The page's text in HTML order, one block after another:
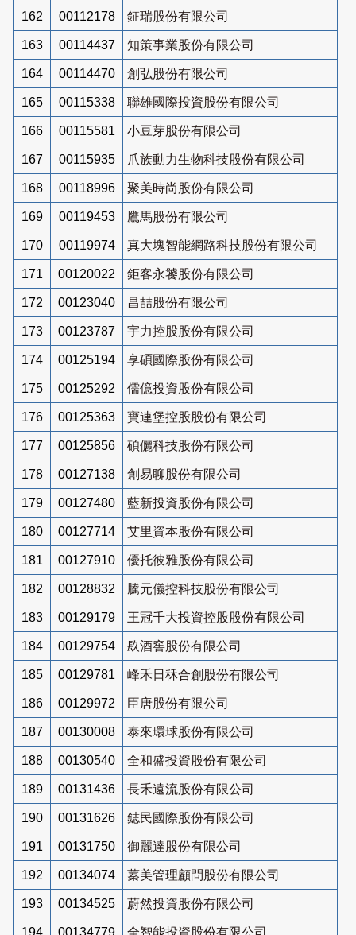
162 00112178 鉦瑞股份有限公司
163 00114437 知策事業股份有限公司
164 00114470 創弘股份有限公司
165 00115338 聯雄國際投資股份有限公司
166 00115581 小豆芽股份有限公司
167 00115935 爪族動力生物科技股份有限公司
168 00118996 聚美時尚股份有限公司
169 00119453 鷹馬股份有限公司
170 00119974 真大塊智能網路科技股份有限公司
171 00120022 鉅客永饕股份有限公司
172 00123040 昌喆股份有限公司
173 00123787 宇力控股股份有限公司
174 00125194 享碩國際股份有限公司
175 00125292 儒億投資股份有限公司
176 00125363 寶連堡控股股份有限公司
177 00125856 碩儷科技股份有限公司
178 00127138 創易聊股份有限公司
179 00127480 藍新投資股份有限公司
180 00127714 艾里資本股份有限公司
181 00127910 優托彼雅股份有限公司
182 00128832 騰元儀控科技股份有限公司
183 00129179 王冠千大投資控股股份有限公司
184 00129754 镹酒窖股份有限公司
185 00129781 峰禾日秝合創股份有限公司
186 00129972 臣唐股份有限公司
187 00130008 泰來環球股份有限公司
188 00130540 全和盛投資股份有限公司
189 00131436 長禾遠流股份有限公司
190 00131626 鋕民國際股份有限公司
191 00131750 御麗達股份有限公司
192 00134074 蓁美管理顧問股份有限公司
193 00134525 蔚然投資股份有限公司
194 00134779 全智能投資股份有限公司